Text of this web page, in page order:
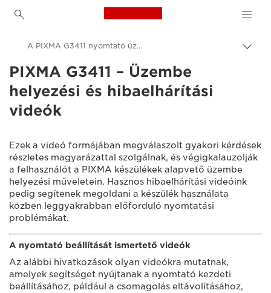
Canon Logo, back to
Canon
Consumer Product Support
A PIXMA G3411 nyomtató üzembe helyezési videói
PIXMA G3411 – Üzembe
helyezési és hibaelhárítási
videók
Ezek a videó formájában megválaszolt gyakori kérdések
részletes magyarázattal szolgálnak, és végigkalauzolják
a felhasználót a PIXMA készülékek alapvető üzembe
helyezési műveletein. Hasznos hibaelhárítási videóink
pedig segítenek megoldani a készülék használata
közben leggyakrabban előforduló nyomtatási
problémákat.
A nyomtató beállítását ismertető videók
Az alábbi hivatkozások olyan videókra mutatnak,
amelyek segítséget nyújtanak a nyomtató kezdeti
beállításához, például a csomagolás eltávolításához,